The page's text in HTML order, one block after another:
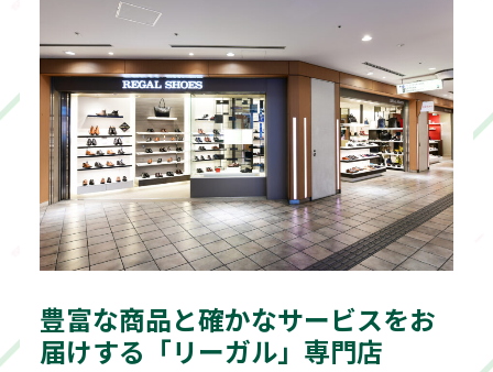
豊富な商品と確かなサービスをお
届けする「リーガル」専門店